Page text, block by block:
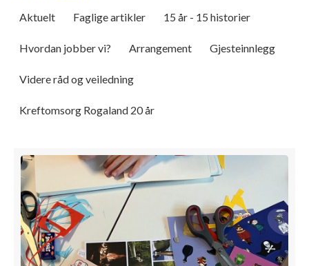
Aktuelt Faglige artikler 15 år - 15 historier
Hvordan jobber vi? Arrangement Gjesteinnlegg
Videre råd og veiledning
Kreftomsorg Rogaland 20 år